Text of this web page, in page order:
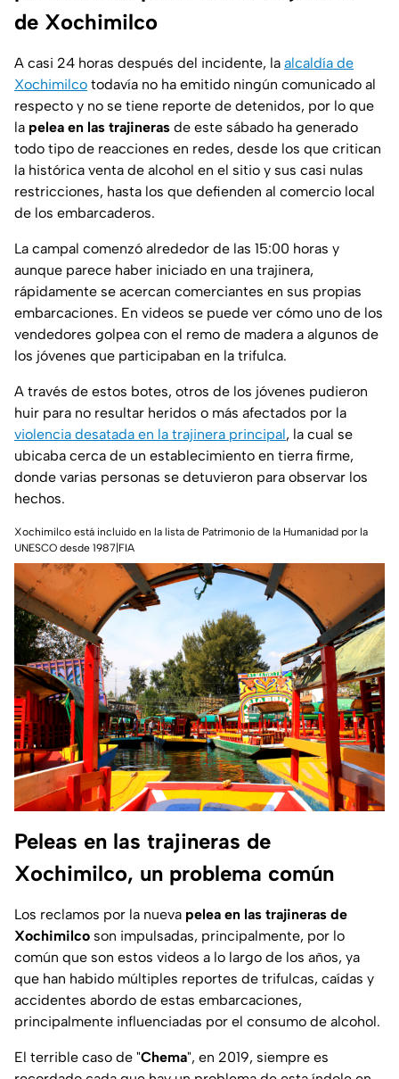
de Xochimilco
A casi 24 horas después del incidente, la alcaldía de
Xochimilco todavía no ha emitido ningún comunicado al
respecto y no se tiene reporte de detenidos, por lo que
la pelea en las trajineras de este sábado ha generado
todo tipo de reacciones en redes, desde los que critican
la histórica venta de alcohol en el sitio y sus casi nulas
restricciones, hasta los que defienden al comercio local
de los embarcaderos.
La campal comenzó alrededor de las 15:00 horas y
aunque parece haber iniciado en una trajinera,
rápidamente se acercan comerciantes en sus propias
embarcaciones. En videos se puede ver cómo uno de los
vendedores golpea con el remo de madera a algunos de
los jóvenes que participaban en la trifulca.
A través de estos botes, otros de los jóvenes pudieron
huir para no resultar heridos o más afectados por la
violencia desatada en la trajinera principal, la cual se
ubicaba cerca de un establecimiento en tierra firme,
donde varias personas se detuvieron para observar los
hechos.
Xochimilco está incluido en la lista de Patrimonio de la Humanidad por la
UNESCO desde 1987|FIA
Peleas en las trajineras de
Xochimilco, un problema común
Los reclamos por la nueva pelea en las trajineras de
Xochimilco son impulsadas, principalmente, por lo
común que son estos videos a lo largo de los años, ya
que han habido múltiples reportes de trifulcas, caídas y
accidentes abordo de estas embarcaciones,
principalmente influenciadas por el consumo de alcohol.
El terrible caso de "Chema", en 2019, siempre es